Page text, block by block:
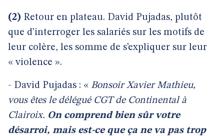
(2) Retour en plateau. David Pujadas, plutôt
que d’interroger les salariés sur les motifs de
leur colère, les somme de s’expliquer sur leur
« violence ».
- David Pujadas : « Bonsoir Xavier Mathieu,
vous êtes le délégué CGT de Continental à
Clairoix. On comprend bien sûr votre
désarroi, mais est-ce que ça ne va pas trop